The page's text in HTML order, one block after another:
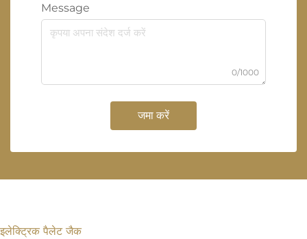
Message
0/1000
जमा करें
इलेक्ट्रिक पैलेट जैक